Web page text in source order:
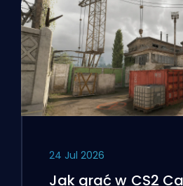
24 Jul 2026
Jak grać w CS2